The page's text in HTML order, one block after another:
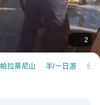
2
帕拉蒂尼山 半/一日游